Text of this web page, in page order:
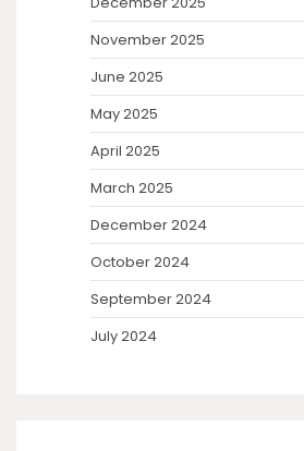
November 2025
June 2025
May 2025
April 2025
March 2025
December 2024
October 2024
September 2024
July 2024